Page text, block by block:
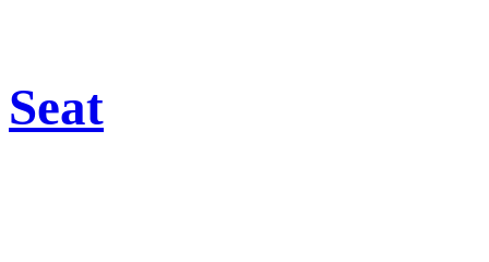
Seat